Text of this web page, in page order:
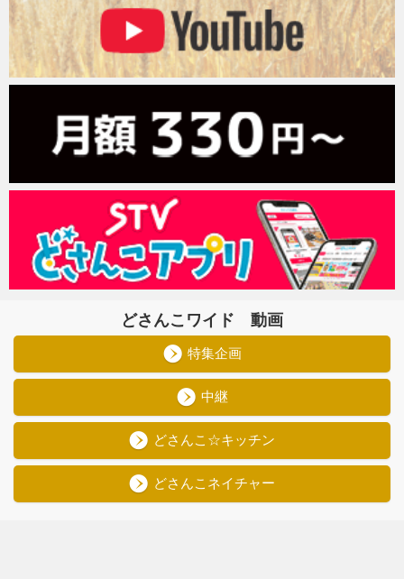
どさんこワイド 動画
特集企画
中継
どさんこ☆キッチン
どさんこネイチャー